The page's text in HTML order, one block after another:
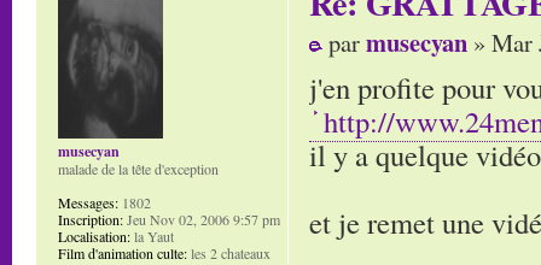
parmusecyan » Mar
j'en profite pour
http://
il y a quelque
et je remet une
musecyan
malade de la tête d'exception
Messages: 1802
Inscription:Jeu Nov 02, 2006 9:57 pm
Localisation:la Yaut
Film d'animation culte:les 2 chateaux